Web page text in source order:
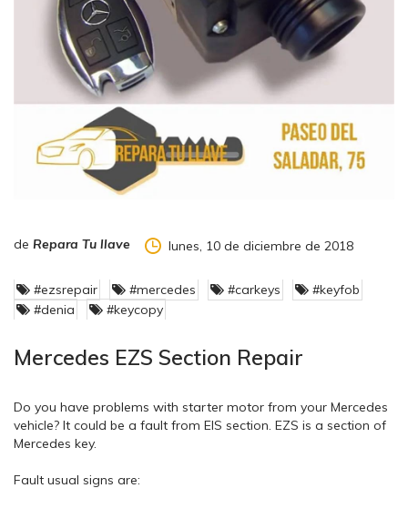
de Repara Tu llave lunes, 10 de diciembre de 2018
#ezsrepair #mercedes #carkeys
#keyfob
#denia
#keycopy
Mercedes EZS Section Repair
Do you have problems with starter motor from your Mercedes
vehicle? It could be a fault from EIS section. EZS is a section of
Mercedes key.
Fault usual signs are: